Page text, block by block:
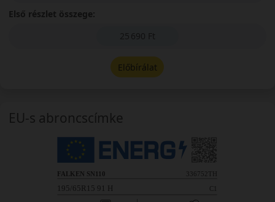
Első részlet összege:
25 690 Ft
Előbírálat
EU-s abroncscímke